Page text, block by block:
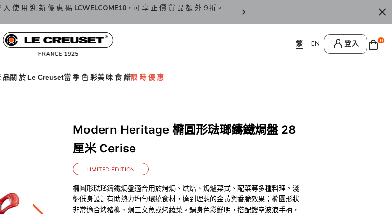
入 使 用 迎 新 優 惠 碼 LCWELCOME10 ，可 享 正 價 貨 品 額 外 9 折。 香 港 / 澳 門 訂 單 滿
登入 0
品關 於 Le Creuset當 季 色 彩美 味 食 譜限 時 優 惠
Modern Heritage 橢圓形琺瑯鑄鐵焗盤 28
厘米 Cerise
LIMITED EDITION
橢圓形琺瑯鑄鐵焗盤適合用於烤焗、烘焙、焗爐菜式、配菜等多種料理。淺
盤低身設計有助熱力均勻環繞食材，達到理想的金黃與香脆效果；橢圓形狀
非常適合烤豬柳、焗三文魚或烤蔬菜。鍋身色彩鮮明，搭配鏤空波浪手柄，